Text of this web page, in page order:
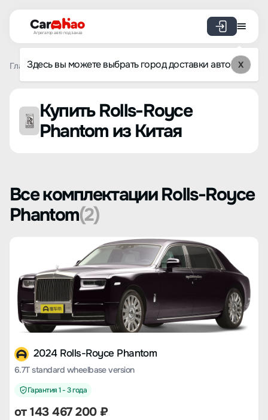
Агрегатор авто под заказ
Здесь вы можете выбрать город доставки авто X
Главная Список брендов Rolls-Royce Phantom
Купить Rolls-Royce
Phantom из Китая
Все комплектации Rolls-Royce
Phantom(2)
2024 Rolls-Royce Phantom
6.7T standard wheelbase version
Гарантия 1 - 3 года
от 143 467 200 ₽